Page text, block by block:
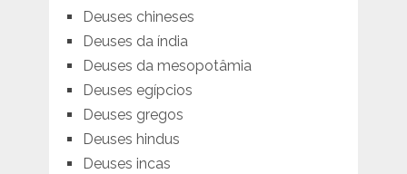
Deuses chineses
Deuses da índia
Deuses da mesopotâmia
Deuses egípcios
Deuses gregos
Deuses hindus
Deuses incas